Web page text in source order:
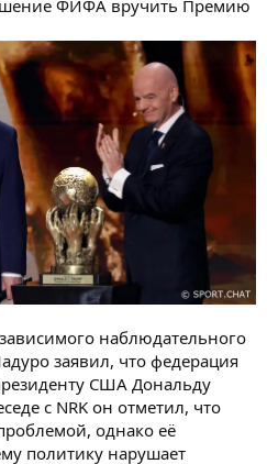
ФИФА вручить Премию
наблюдательного
заявил, что федерация
США Дональду
с NRK он отметил, что
однако её
политику нарушает